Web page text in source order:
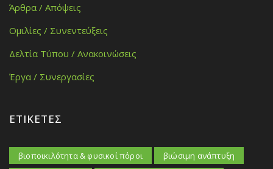
Άρθρα / Απόψεις
Ομιλίες / Συνεντεύξεις
Δελτία Τύπου / Ανακοινώσεις
Έργα / Συνεργασίες
ΕΤΙΚΈΤΕΣ
βιοποικιλότητα & φυσικοί πόροι
βιώσιμη ανάπτυξη